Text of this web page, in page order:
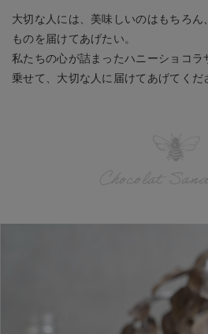
大切な人には、美味しいのはもちろん
ものを届けてあげたい。
私たちの心が詰まったハニーショコラ
乗せて、大切な人に届けてあげてくだ
Chocolat